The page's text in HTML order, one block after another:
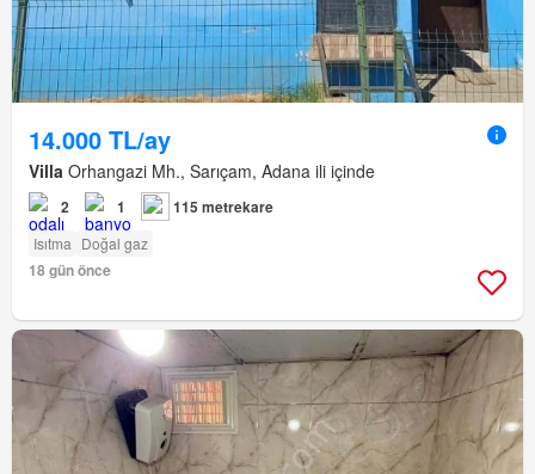
14.000 TL/ay
Villa Orhangazi Mh., Sarıçam, Adana ili içinde
2 1 115 metrekare
Isıtma Doğal gaz
18 gün önce